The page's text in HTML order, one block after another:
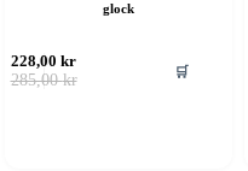
glock
285,00kr
Opprinnelig
228,00kr
Nåværende
🛒